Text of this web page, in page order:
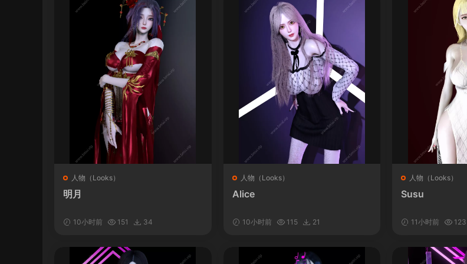
人物（Looks）
明月
10小时前 151 34
人物（Looks）
Alice
10小时前 115 21
人物（Looks）
Susu
11小时前 123